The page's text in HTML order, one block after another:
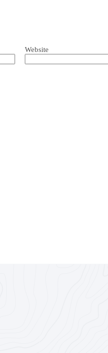
Website